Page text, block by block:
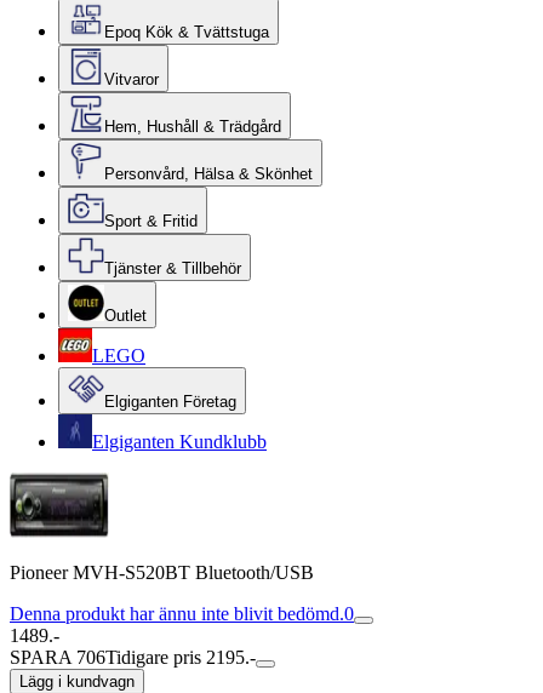
Epoq Kök & Tvättstuga
Vitvaror
Hem, Hushåll & Trädgård
Personvård, Hälsa & Skönhet
Sport & Fritid
Tjänster & Tillbehör
Outlet
LEGO
Elgiganten Företag
Elgiganten Kundklubb
Pioneer MVH-S520BT Bluetooth/USB
Denna produkt har ännu inte blivit bedömd.0
1489.-
SPARA 706Tidigare pris 2195.-
Lägg i kundvagn